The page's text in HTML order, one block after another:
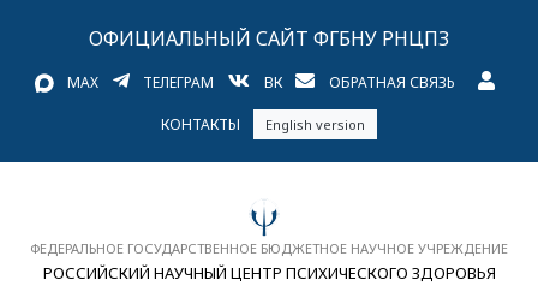
ОФИЦИАЛЬНЫЙ САЙТ ФГБНУ РНЦПЗ
MAX ТЕЛЕГРАМ ВК ОБРАТНАЯ СВЯЗЬ
КОНТАКТЫ English version
ФЕДЕРАЛЬНОЕ ГОСУДАРСТВЕННОЕ БЮДЖЕТНОЕ НАУЧНОЕ УЧРЕЖДЕНИЕ
РОССИЙСКИЙ НАУЧНЫЙ ЦЕНТР ПСИХИЧЕСКОГО ЗДОРОВЬЯ